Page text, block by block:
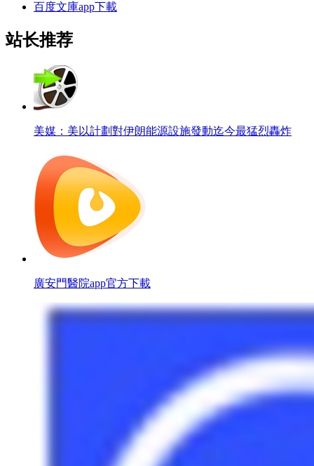
百度文庫app下載
站长推荐
美媒：美以計劃對伊朗能源設施發動迄今最猛烈轟炸
廣安門醫院app官方下載